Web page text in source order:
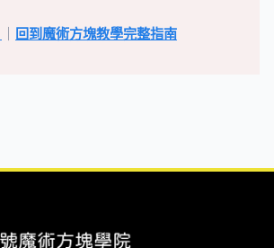
回到魔術方塊教學完整指南